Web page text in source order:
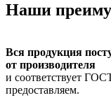
Наши
Вся продукция
от производителя
и соответствует
предоставляем.